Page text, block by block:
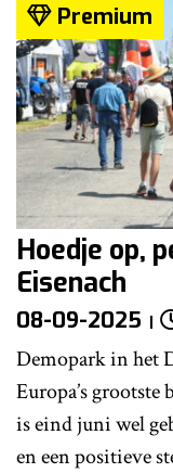
Premium
Hoedje op,
Eisenach
08-09-2025
Demopark in het
Europa’s grootste
is eind juni wel
en een positieve